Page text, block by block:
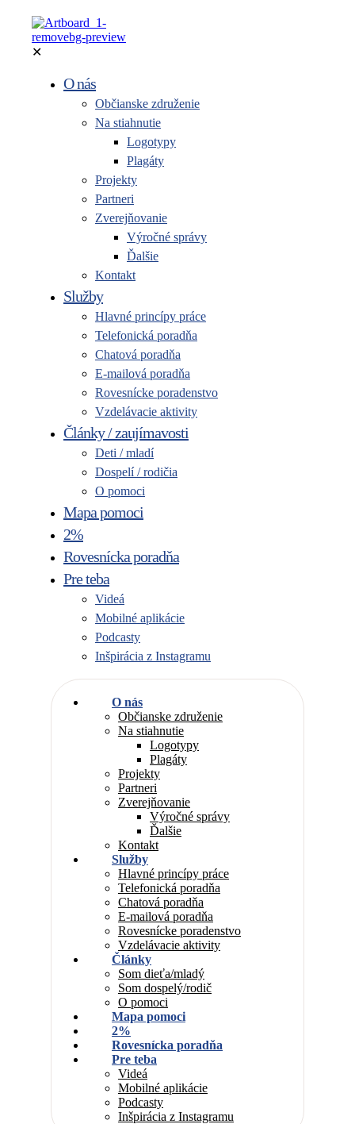
✕
O nás
Občianske združenie
Na stiahnutie
Logotypy
Plagáty
Projekty
Partneri
Zverejňovanie
Výročné správy
Ďalšie
Kontakt
Služby
Hlavné princípy práce
Telefonická poradňa
Chatová poradňa
E-mailová poradňa
Rovesnícke poradenstvo
Vzdelávacie aktivity
Články / zaujímavosti
Deti / mladí
Dospelí / rodičia
O pomoci
Mapa pomoci
2%
Rovesnícka poradňa
Pre teba
Videá
Mobilné aplikácie
Podcasty
Inšpirácia z Instagramu
O nás
Občianske združenie
Na stiahnutie
Logotypy
Plagáty
Projekty
Partneri
Zverejňovanie
Výročné správy
Ďalšie
Kontakt
Služby
Hlavné princípy práce
Telefonická poradňa
Chatová poradňa
E-mailová poradňa
Rovesnícke poradenstvo
Vzdelávacie aktivity
Články
Som dieťa/mladý
Som dospelý/rodič
O pomoci
Mapa pomoci
2%
Rovesnícka poradňa
Pre teba
Videá
Mobilné aplikácie
Podcasty
Inšpirácia z Instagramu